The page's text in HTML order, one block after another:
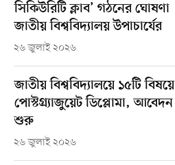
সিকিউরিটি ক্লাব’ গঠনের ঘোষণা
জাতীয় বিশ্ববিদ্যালয় উপাচার্যের
২৬ জুলাই ২০২৬
জাতীয় বিশ্ববিদ্যালয়ে ১৫টি বিষয়ে
পোস্টগ্র্যাজুয়েট ডিপ্লোমা, আবেদন
শুরু
২৬ জুলাই ২০২৬